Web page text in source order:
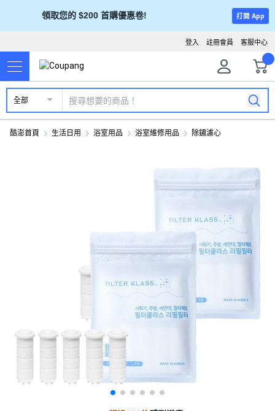
領取您的 $200 首購優惠卷! 打開 App
客服中心
註冊會員
登入
全部
酷澎首頁 生活日用 浴室用品 浴室維修用品 除鏽濾心